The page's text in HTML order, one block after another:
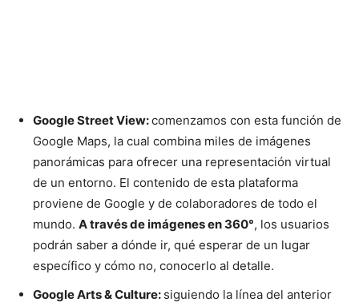
Google Street View:comenzamos con esta función de
Google Maps, la cual combina miles de imágenes
panorámicas para ofrecer una representación virtual
de un entorno. El contenido de esta plataforma
proviene de Google y de colaboradores de todo el
mundo. A través de imágenes en 360°, los usuarios
podrán saber a dónde ir, qué esperar de un lugar
específico y cómo no, conocerlo al detalle.
Google Arts & Culture: siguiendo la línea del anterior